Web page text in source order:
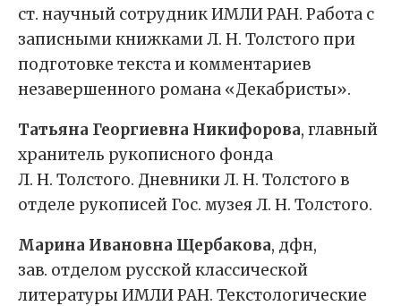
ст. научный сотрудник ИМЛИ РАН. Работа с
записными книжками Л. Н. Толстого при
подготовке текста и комментариев
незавершенного романа «Декабристы».
Татьяна Георгиевна Никифорова, главный
хранитель рукописного фонда
Л. Н. Толстого. Дневники Л. Н. Толстого в
отделе рукописей Гос. музея Л. Н. Толстого.
Марина Ивановна Щербакова, дфн,
зав. отделом русской классической
литературы ИМЛИ РАН. Текстологические